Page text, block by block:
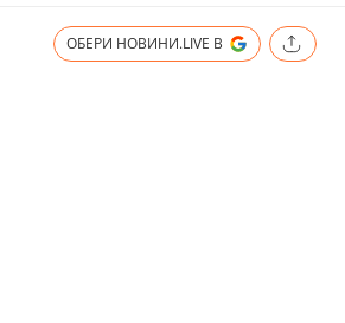
ОБЕРИ НОВИНИ.LIVE В